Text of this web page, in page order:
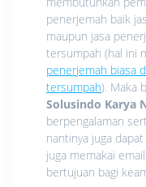
penerjemah baik
maupun jasa
tersumpah (hal ini
penerjemah biasa
tersumpah). Maka
Solusindo Karya
berpengalaman
nantinya juga
juga memakai
bertujuan bagi